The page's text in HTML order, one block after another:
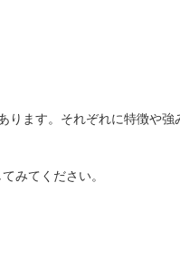
ます。それぞれに特徴や
みてください。